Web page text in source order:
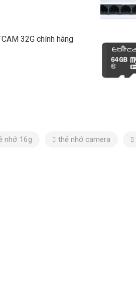
32G chính hãng
nhớ 16g thẻ nhớ camera